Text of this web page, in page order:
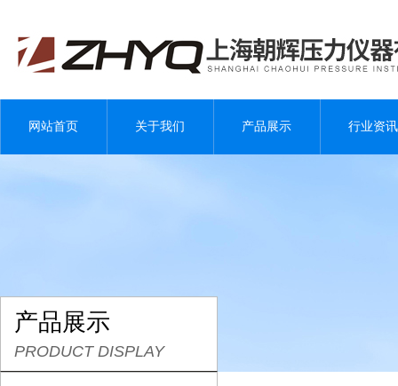
网站首页 关于我们 产品展示 行业资讯
产品展示
PRODUCT DISPLAY